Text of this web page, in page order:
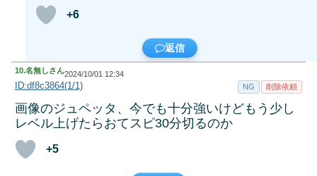
+6
返信
10.名無しさん2024/10/01 12:34
ID:df8c3864(1/1) NG 削除依頼
画像のジュペッタ、今でも十分強いけどもう少し
レベル上げたらおてスピ30分切るのか
+5